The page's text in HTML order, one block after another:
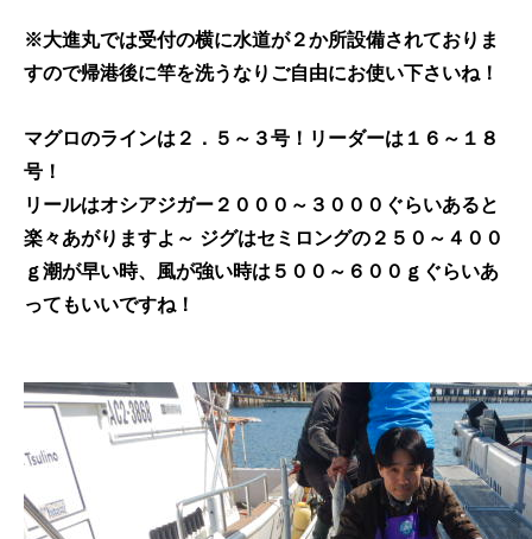
※大進丸では受付の横に水道が２か所設備されておりま
すので帰港後に竿を洗うなりご自由にお使い下さいね！
マグロのラインは２．５～３号！リーダーは１６～１８
号！
リールはオシアジガー２０００～３０００ぐらいあると
楽々あがりますよ～ ジグはセミロングの２５０～４００
ｇ潮が早い時、風が強い時は５００～６００ｇぐらいあ
ってもいいですね！